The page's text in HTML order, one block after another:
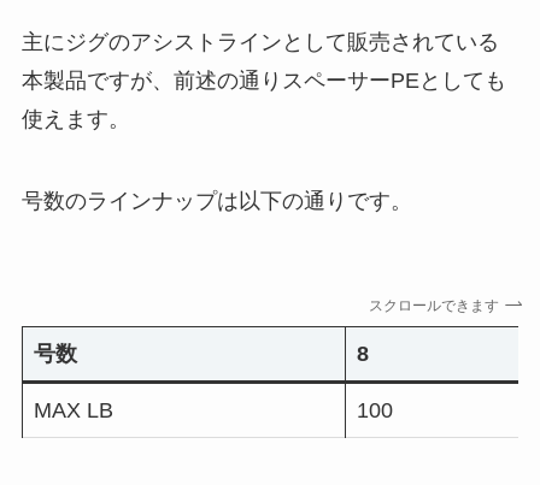
主にジグのアシストラインとして販売されている
本製品ですが、前述の通りスペーサーPEとしても
使えます。
号数のラインナップは以下の通りです。
スクロールできます
号数 8
MAX LB 100